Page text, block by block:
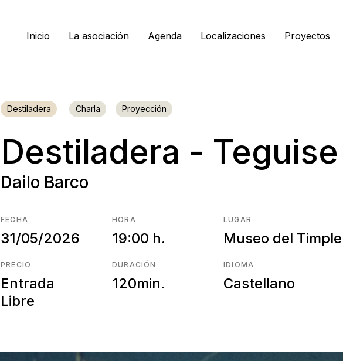
Inicio La asociación Agenda Localizaciones Proyectos
Destiladera Charla Proyección
Destiladera - Teguise
Dailo Barco
FECHA
31/05/2026
HORA
19:00 h.
LUGAR
Museo del Timple
PRECIO
Entrada
Libre
DURACIÓN
120min.
IDIOMA
Castellano